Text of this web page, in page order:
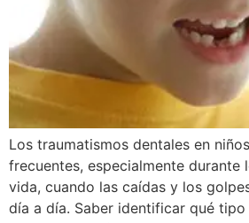
Los traumatismos dentales en
frecuentes, especialmente durante
vida, cuando las caídas y los
día a día. Saber identificar qué tipo